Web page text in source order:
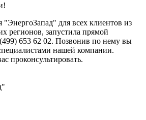
для всех клиентов из
регионов, запустила прямой
653 62 02. Позвонив по нему вы
нашей компании.
проконсультировать.